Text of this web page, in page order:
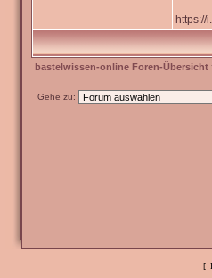
https://
bastelwissen-online Foren-Übersicht
Gehe zu:
[